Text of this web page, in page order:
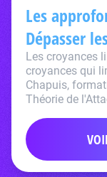
Les
Dépasser
Les croyances
croyances qui
Chapuis,
Théorie de